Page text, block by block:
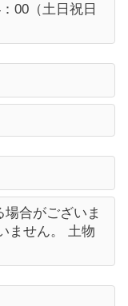
00（土日祝日
合がございま
ません。 土物